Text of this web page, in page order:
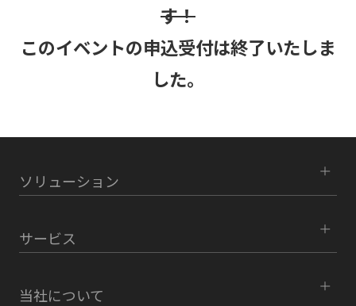
す！
このイベントの申込受付は終了いたしま
した。
ソリューション
サービス
当社について